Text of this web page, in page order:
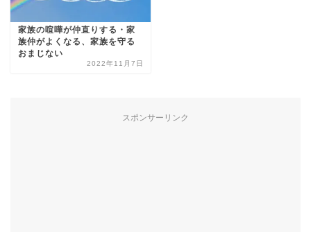
家族の喧嘩が仲直りする・家
族仲がよくなる、家族を守る
おまじない
2022年11月7日
スポンサーリンク